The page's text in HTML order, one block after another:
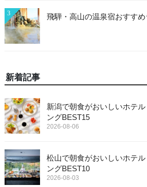
3 飛騨・高山の温泉宿おすす
新着記事
新潟で朝食がおいしいホテ
ングBEST15
2026-08-06
松山で朝食がおいしいホテ
ングBEST10
2026-08-03